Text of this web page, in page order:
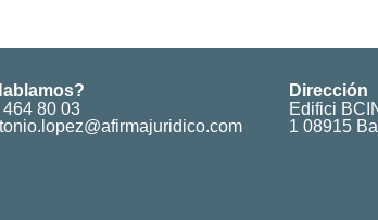
464 80 03
Dirección
Edifici
1 08915